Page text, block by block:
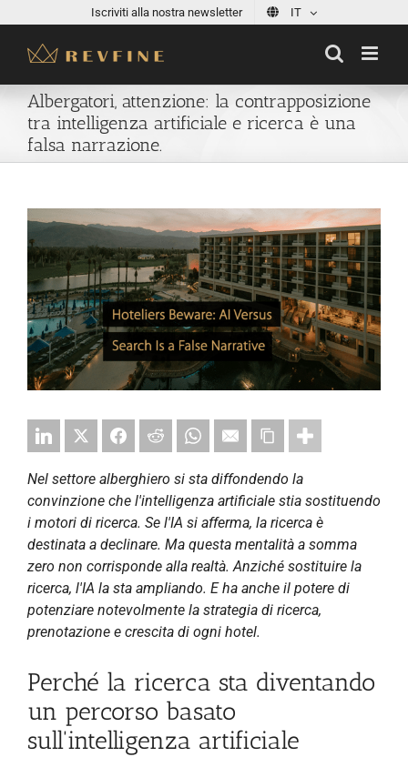
content
Iscriviti alla nostra newsletter IT
Albergatori, attenzione: la contrapposizione
tra intelligenza artificiale e ricerca è una
falsa narrazione.
View
Larger
Image
Nel settore alberghiero si sta diffondendo la
convinzione che l'intelligenza artificiale stia sostituendo
i motori di ricerca. Se l'IA si afferma, la ricerca è
destinata a declinare. Ma questa mentalità a somma
zero non corrisponde alla realtà. Anziché sostituire la
ricerca, l'IA la sta ampliando. E ha anche il potere di
potenziare notevolmente la strategia di ricerca,
prenotazione e crescita di ogni hotel.
Perché la ricerca sta diventando
un percorso basato
sull'intelligenza artificiale